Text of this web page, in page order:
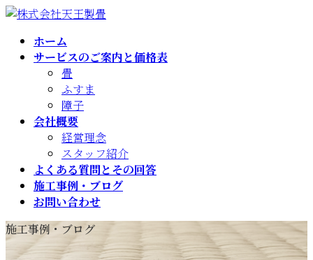
コ
ナ
ホーム
サービスのご案内と価格表
畳
ふすま
障子
会社概要
経営理念
スタッフ紹介
よくある質問とその回答
施工事例・ブログ
お問い合わせ
施工事例・ブログ